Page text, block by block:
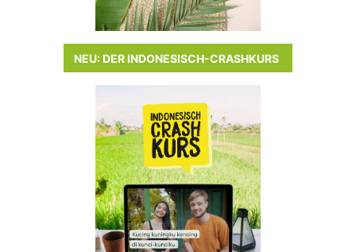
NEU: DER INDONESISCH-CRASHKURS